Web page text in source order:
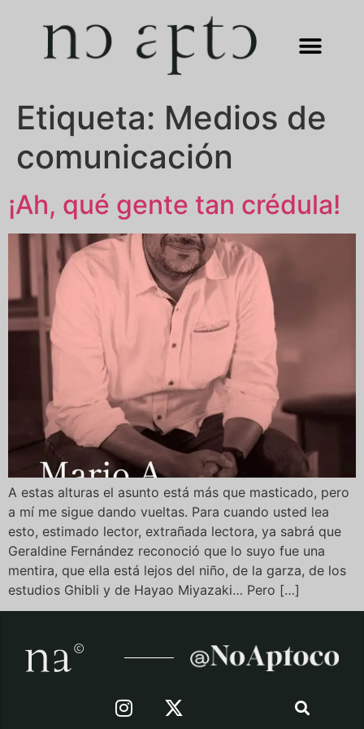
Etiqueta: Medios de
comunicación
¡Ah, qué gente tan crédula!
A estas alturas el asunto está más que masticado, pero
a mí me sigue dando vueltas. Para cuando usted lea
esto, estimado lector, extrañada lectora, ya sabrá que
Geraldine Fernández reconoció que lo suyo fue una
mentira, que ella está lejos del niño, de la garza, de los
estudios Ghibli y de Hayao Miyazaki… Pero […]